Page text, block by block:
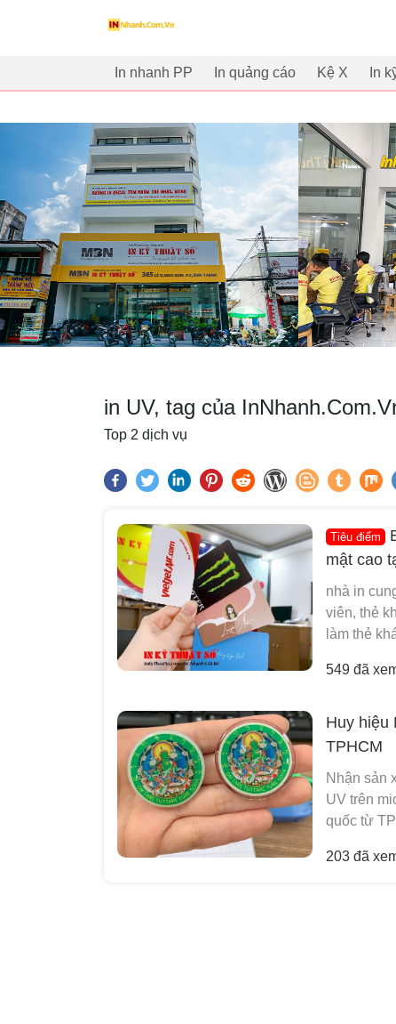
innhanh.com.vn
In nhanh PP In quảng cáo Kệ X In
in UV, tag của
Top 2 dịch vụ
Tiêu điểm
mật cao
nhà in
viên, thẻ
làm thẻ
549 đã
Huy hiệu
TPHCM
Nhận sản
UV trên
quốc từ
203 đã